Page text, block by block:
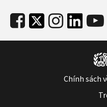
Chính sách